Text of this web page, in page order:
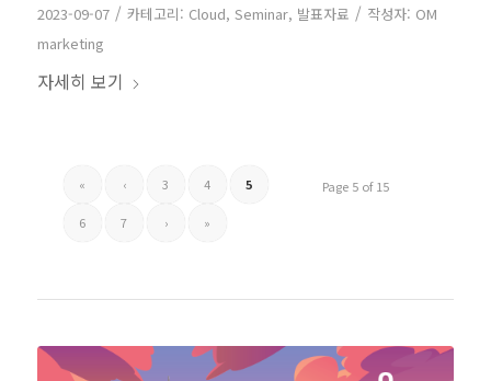
2023-09-07 / 카테고리: Cloud, Seminar, 발표자료 / 작성자: OM
marketing
자세히 보기
Page 5 of 15
« ‹ 3 4 5
6 7 › »